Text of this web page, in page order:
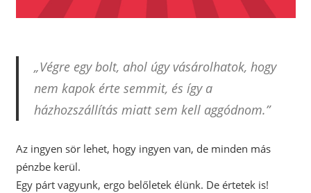
„Végre egy bolt, ahol úgy vásárolhatok, hogy
nem kapok érte semmit, és így a
házhozszállítás miatt sem kell aggódnom.”
Az ingyen sör lehet, hogy ingyen van, de minden más
pénzbe kerül.
Egy párt vagyunk, ergo belőletek élünk. De értetek is!